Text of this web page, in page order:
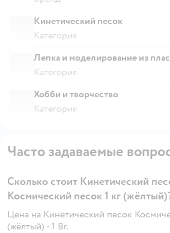
Кинетический песок
Категория
Лепка и моделирование из
Категория
Хобби и творчество
Категория
Часто задаваемые
Сколько стоит Кинетический
Космический песок 1 кг
Цена на Кинетический песок
(жёлтый) - 1 Br.